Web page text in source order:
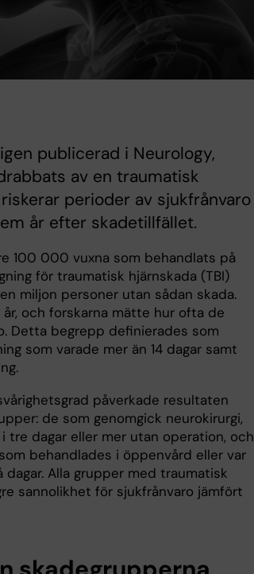
publicerad i Neurology,
av en traumatisk
perioder av sjukfrånvaro
år efter skadetillfället.
100 000 vuxna som behandlats på
för traumatisk hjärnskada (TBI)
miljon personer utan sådan skada.
och forskarna mätte hur ofta de
Detta begrepp definierades som
som varade mer än 14 dagar samt
påverkade resultaten
de som genomgick neurokirurgi,
tre dagar eller mer utan operation, och
behandlades i öppenvård eller var
Alla grupper med traumatisk
sannolikhet för sjukfrånvaro jämfört